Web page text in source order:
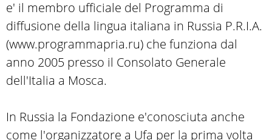
e' il membro ufficiale del Programma di
diffusione della lingua italiana in Russia P.R.I.A.
(www.programmapria.ru) che funziona dal
anno 2005 presso il Consolato Generale
dell'Italia a Mosca.
In Russia la Fondazione e'conosciuta anche
come l'organizzatore a Ufa per la prima volta